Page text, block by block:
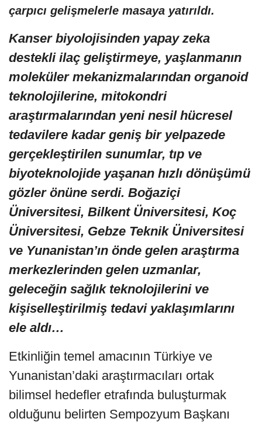
çarpıcı gelişmelerle masaya yatırıldı.
Kanser biyolojisinden yapay zeka
destekli ilaç geliştirmeye, yaşlanmanın
moleküler mekanizmalarından organoid
teknolojilerine, mitokondri
araştırmalarından yeni nesil hücresel
tedavilere kadar geniş bir yelpazede
gerçekleştirilen sunumlar, tıp ve
biyoteknolojide yaşanan hızlı dönüşümü
gözler önüne serdi. Boğaziçi
Üniversitesi, Bilkent Üniversitesi, Koç
Üniversitesi, Gebze Teknik Üniversitesi
ve Yunanistan’ın önde gelen araştırma
merkezlerinden gelen uzmanlar,
geleceğin sağlık teknolojilerini ve
kişiselleştirilmiş tedavi yaklaşımlarını
ele aldı…
Etkinliğin temel amacının Türkiye ve
Yunanistan’daki araştırmacıları ortak
bilimsel hedefler etrafında buluşturmak
olduğunu belirten Sempozyum Başkanı